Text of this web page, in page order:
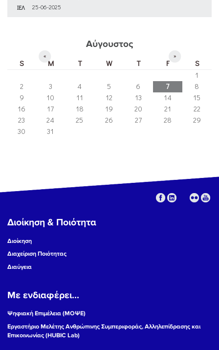
ΙΕΛ 25-06-2025
Αύγουστος
« »
S M T W T F
S
1
2
3 4 5 6 7
8
9
10 11 12 13 14
15
16
17 18 19 20 21
22
23
24 25 26 27 28
29
30
31
Διοίκηση & Ποιότητα
Διοίκηση
Διαχείριση Ποιότητας
Διαύγεια
Με ενδιαφέρει...
Ψηφιακή Επιμέλεια (ΜΟΨΕ)
Εργαστήριο Μελέτης Ανθρώπινης Συμπεριφοράς, Αλληλεπίδρασης και
Επικοινωνίας (HUBIC Lab)